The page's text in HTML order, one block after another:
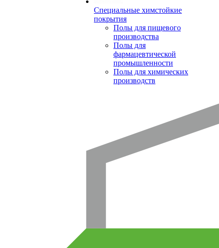
Специальные химстойкие
покрытия
Полы для пищевого
производства
Полы для
фармацевтической
промышленности
Полы для химических
производств